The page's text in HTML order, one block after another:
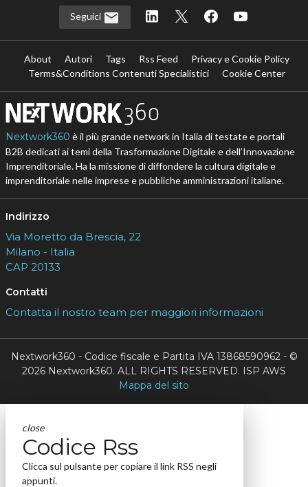
Seguici
About Autori Tags Rss Feed
Privacy e Cookie Policy
Terms&Conditions Contenuti Specialistici
Cookie Center
Nextwork360 è il più grande network in Italia di testate e portali
B2B dedicati ai temi della Trasformazione Digitale e dell’Innovazione
Imprenditoriale. Ha la missione di diffondere la cultura digitale e
imprenditoriale nelle imprese e pubbliche amministrazioni italiane.
Indirizzo
Via Moretto da Brescia, 22
Milano - Italia
CAP 20133
Contatti
Contatta il nostro team per maggiori informazioni
Nextwork360 - Codice fiscale e Partita IVA 13868590962 - ©
2026 Nextwork360. ALL RIGHTS RESERVED. ISP AWS
Mappa del sito
close
Codice Rss
Clicca sul pulsante per copiare il link RSS negli
appunti.